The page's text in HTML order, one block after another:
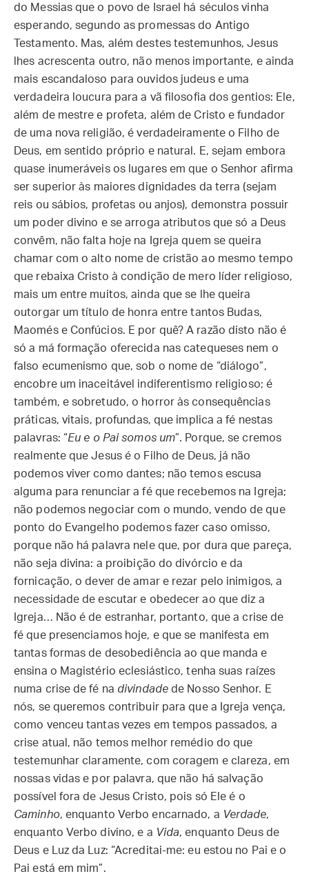
do Messias que o povo de Israel há séculos vinha
esperando, segundo as promessas do Antigo
Testamento. Mas, além destes testemunhos, Jesus
lhes acrescenta outro, não menos importante, e ainda
mais escandaloso para ouvidos judeus e uma
verdadeira loucura para a vã filosofia dos gentios: Ele,
além de mestre e profeta, além de Cristo e fundador
de uma nova religião, é verdadeiramente o Filho de
Deus, em sentido próprio e natural. E, sejam embora
quase inumeráveis os lugares em que o Senhor afirma
ser superior às maiores dignidades da terra (sejam
reis ou sábios, profetas ou anjos), demonstra possuir
um poder divino e se arroga atributos que só a Deus
convêm, não falta hoje na Igreja quem se queira
chamar com o alto nome de cristão ao mesmo tempo
que rebaixa Cristo à condição de mero líder religioso,
mais um entre muitos, ainda que se lhe queira
outorgar um título de honra entre tantos Budas,
Maomés e Confúcios. E por quê? A razão disto não é
só a má formação oferecida nas catequeses nem o
falso ecumenismo que, sob o nome de “diálogo”,
encobre um inaceitável indiferentismo religioso; é
também, e sobretudo, o horror às consequências
práticas, vitais, profundas, que implica a fé nestas
palavras: “Eu e o Pai somos um”. Porque, se cremos
realmente que Jesus é o Filho de Deus, já não
podemos viver como dantes; não temos escusa
alguma para renunciar a fé que recebemos na Igreja;
não podemos negociar com o mundo, vendo de que
ponto do Evangelho podemos fazer caso omisso,
porque não há palavra nele que, por dura que pareça,
não seja divina: a proibição do divórcio e da
fornicação, o dever de amar e rezar pelo inimigos, a
necessidade de escutar e obedecer ao que diz a
Igreja… Não é de estranhar, portanto, que a crise de
fé que presenciamos hoje, e que se manifesta em
tantas formas de desobediência ao que manda e
ensina o Magistério eclesiástico, tenha suas raízes
numa crise de fé na divindade de Nosso Senhor. E
nós, se queremos contribuir para que a Igreja vença,
como venceu tantas vezes em tempos passados, a
crise atual, não temos melhor remédio do que
testemunhar claramente, com coragem e clareza, em
nossas vidas e por palavra, que não há salvação
possível fora de Jesus Cristo, pois só Ele é o
Caminho, enquanto Verbo encarnado, a Verdade,
enquanto Verbo divino, e a Vida, enquanto Deus de
Deus e Luz da Luz: “Acreditai-me: eu estou no Pai e o
Pai está em mim”.